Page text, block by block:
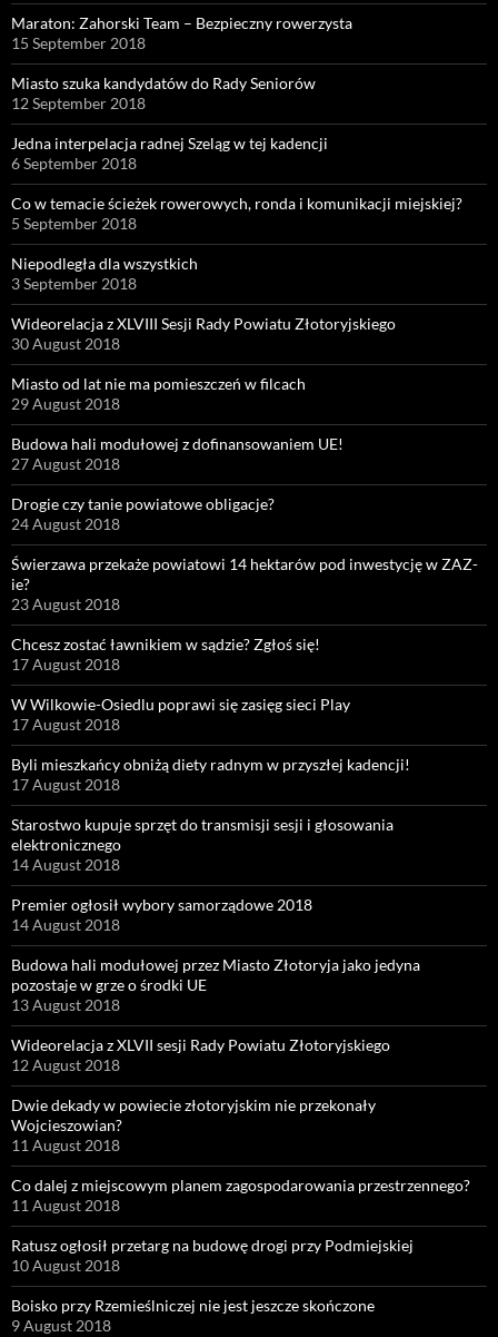
Maraton: Zahorski Team – Bezpieczny rowerzysta
15 September 2018
Miasto szuka kandydatów do Rady Seniorów
12 September 2018
Jedna interpelacja radnej Szeląg w tej kadencji
6 September 2018
Co w temacie ścieżek rowerowych, ronda i komunikacji miejskiej?
5 September 2018
Niepodległa dla wszystkich
3 September 2018
Wideorelacja z XLVIII Sesji Rady Powiatu Złotoryjskiego
30 August 2018
Miasto od lat nie ma pomieszczeń w filcach
29 August 2018
Budowa hali modułowej z dofinansowaniem UE!
27 August 2018
Drogie czy tanie powiatowe obligacje?
24 August 2018
Świerzawa przekaże powiatowi 14 hektarów pod inwestycję w ZAZ-
ie?
23 August 2018
Chcesz zostać ławnikiem w sądzie? Zgłoś się!
17 August 2018
W Wilkowie-Osiedlu poprawi się zasięg sieci Play
17 August 2018
Byli mieszkańcy obniżą diety radnym w przyszłej kadencji!
17 August 2018
Starostwo kupuje sprzęt do transmisji sesji i głosowania
elektronicznego
14 August 2018
Premier ogłosił wybory samorządowe 2018
14 August 2018
Budowa hali modułowej przez Miasto Złotoryja jako jedyna
pozostaje w grze o środki UE
13 August 2018
Wideorelacja z XLVII sesji Rady Powiatu Złotoryjskiego
12 August 2018
Dwie dekady w powiecie złotoryjskim nie przekonały
Wojcieszowian?
11 August 2018
Co dalej z miejscowym planem zagospodarowania przestrzennego?
11 August 2018
Ratusz ogłosił przetarg na budowę drogi przy Podmiejskiej
10 August 2018
Boisko przy Rzemieślniczej nie jest jeszcze skończone
9 August 2018